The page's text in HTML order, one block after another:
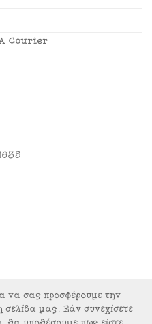
Courier
να σας προσφέρουμε την
σελίδα μας. Εάν συνεχίσετε